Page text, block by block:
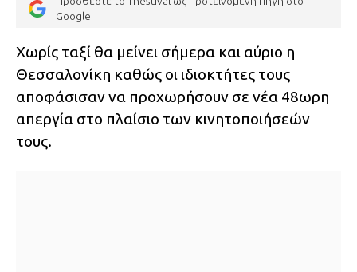
Google
Χωρίς ταξί θα μείνει σήμερα και αύριο η
Θεσσαλονίκη καθώς οι ιδιοκτήτες τους
αποφάσισαν να προχωρήσουν σε νέα 48ωρη
απεργία στο πλαίσιο των κινητοποιήσεών
τους.